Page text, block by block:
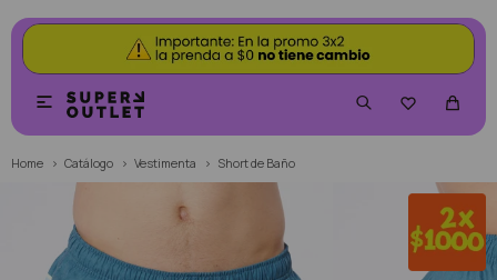


Home Catálogo Vestimenta Short de Baño